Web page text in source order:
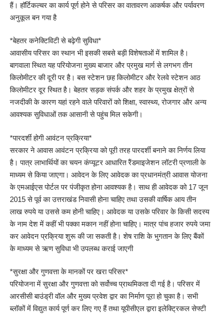
हैं। हॉर्टिकल्चर का कार्य पूर्ण होने से परिसर का वातावरण आकर्षक और पर्यावरण
अनुकूल बन गया है
*बेहतर कनेक्टिविटी से बढ़ेगी सुविधा*
आवासीय परिसर का स्थान भी इसकी सबसे बड़ी विशेषताओं में शामिल है।
बागवाला स्थित यह परियोजना मुख्य बाजार और प्रमुख मार्ग से लगभग तीन
किलोमीटर की दूरी पर है। बस स्टेशन छह किलोमीटर और रेलवे स्टेशन आठ
किलोमीटर दूर स्थित है। बेहतर सड़क संपर्क और शहर के प्रमुख क्षेत्रों से
नजदीकी के कारण यहां रहने वाले परिवारों को शिक्षा, स्वास्थ्य, रोजगार और अन्य
आवश्यक सुविधाओं तक आसानी से पहुंच मिल सकेगी।
*पारदर्शी होगी आवंटन प्रक्रिया*
सरकार ने आवास आवंटन प्रक्रिया को पूरी तरह पारदर्शी बनाने का निर्णय लिया
है। पात्र लाभार्थियों का चयन कंप्यूटर आधारित रैंडमाइजेशन लॉटरी प्रणाली के
माध्यम से किया जाएगा। आवेदन के लिए आवेदक का प्रधानमंत्री आवास योजना
के एमआईएस पोर्टल पर पंजीकृत होना आवश्यक है। साथ ही आवेदक को 17 जून
2015 से पूर्व का उत्तराखंड निवासी होना चाहिए तथा उसकी वार्षिक आय तीन
लाख रुपये या उससे कम होनी चाहिए। आवेदक या उसके परिवार के किसी सदस्य
के नाम देश में कहीं भी पक्का मकान नहीं होना चाहिए। मात्र पांच हजार रुपये जमा
कर आवेदन प्रक्रिया शुरू की जा सकती है। शेष राशि के भुगतान के लिए बैंकों
के माध्यम से ऋण सुविधा भी उपलब्ध कराई जाएगी
*सुरक्षा और गुणवत्ता के मानकों पर खरा परिसर*
परियोजना में सुरक्षा और गुणवत्ता को सर्वोच्च प्राथमिकता दी गई है। परिसर में
आरसीसी बाउंड्री वॉल और मुख्य प्रवेश द्वार का निर्माण पूरा हो चुका है। सभी
ब्लॉकों में विद्युत कार्य पूर्ण कर लिए गए हैं तथा यूपीसीएल द्वारा इलेक्ट्रिकल सेफ्टी